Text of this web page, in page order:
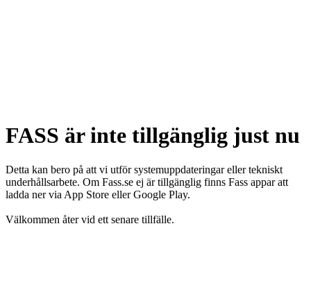
FASS är inte tillgänglig just nu
Detta kan bero på att vi utför systemuppdateringar eller tekniskt
underhållsarbete. Om Fass.se ej är tillgänglig finns Fass appar att
ladda ner via App Store eller Google Play.
Välkommen åter vid ett senare tillfälle.